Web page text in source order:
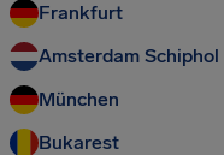
Frankfurt
Amsterdam Schiphol
München
Bukarest